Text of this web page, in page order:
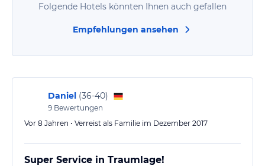
Folgende Hotels könnten Ihnen auch gefallen
Empfehlungen ansehen
Daniel (36-40)
9 Bewertungen
Vor 8 Jahren • Verreist als Familie im Dezember 2017
Super Service in Traumlage!